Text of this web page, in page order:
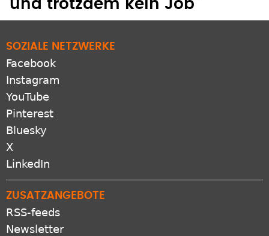
und trotzdem kein Job"
SOZIALE NETZWERKE
Facebook
Instagram
YouTube
Pinterest
Bluesky
X
LinkedIn
ZUSATZANGEBOTE
RSS-feeds
Newsletter